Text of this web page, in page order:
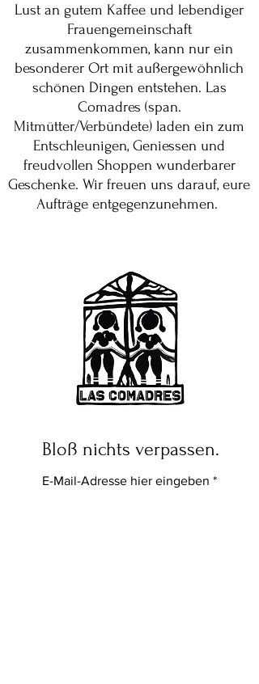
Lust an gutem Kaffee und lebendiger
Frauengemeinschaft
zusammenkommen, kann nur ein
besonderer Ort mit außergewöhnlich
schönen Dingen entstehen. Las
Comadres (span.
Mitmütter/Verbündete) laden ein zum
Entschleunigen, Geniessen und
freudvollen Shoppen wunderbarer
Geschenke. Wir freuen uns darauf, eure
Aufträge entgegenzunehmen.
Bloß nichts verpassen.
E-Mail-Adresse hier eingeben